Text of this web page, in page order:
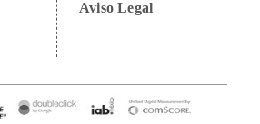
Aviso Legal